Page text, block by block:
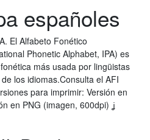
españoles
El Alfabeto Fonético
Phonetic Alphabet, IPA) es
más usada por lingüistas
los idiomas.Consulta el AFI
para imprimir: Versión en
en PNG (imagen, 600dpi) ʝ